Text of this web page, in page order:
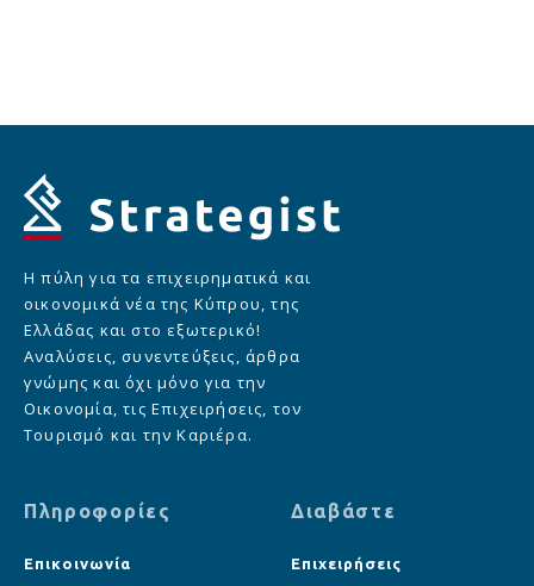
Η πύλη για τα επιχειρηματικά και
οικονομικά νέα της Κύπρου, της
Ελλάδας και στο εξωτερικό!
Αναλύσεις, συνεντεύξεις, άρθρα
γνώμης και όχι μόνο για την
Οικονομία, τις Επιχειρήσεις, τον
Τουρισμό και την Καριέρα.
Πληροφορίες
Επικοινωνία
Διαβάστε
Επιχειρήσεις